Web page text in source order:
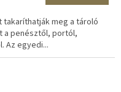
takaríthatják meg a tároló
a penésztől, portól,
Az egyedi...